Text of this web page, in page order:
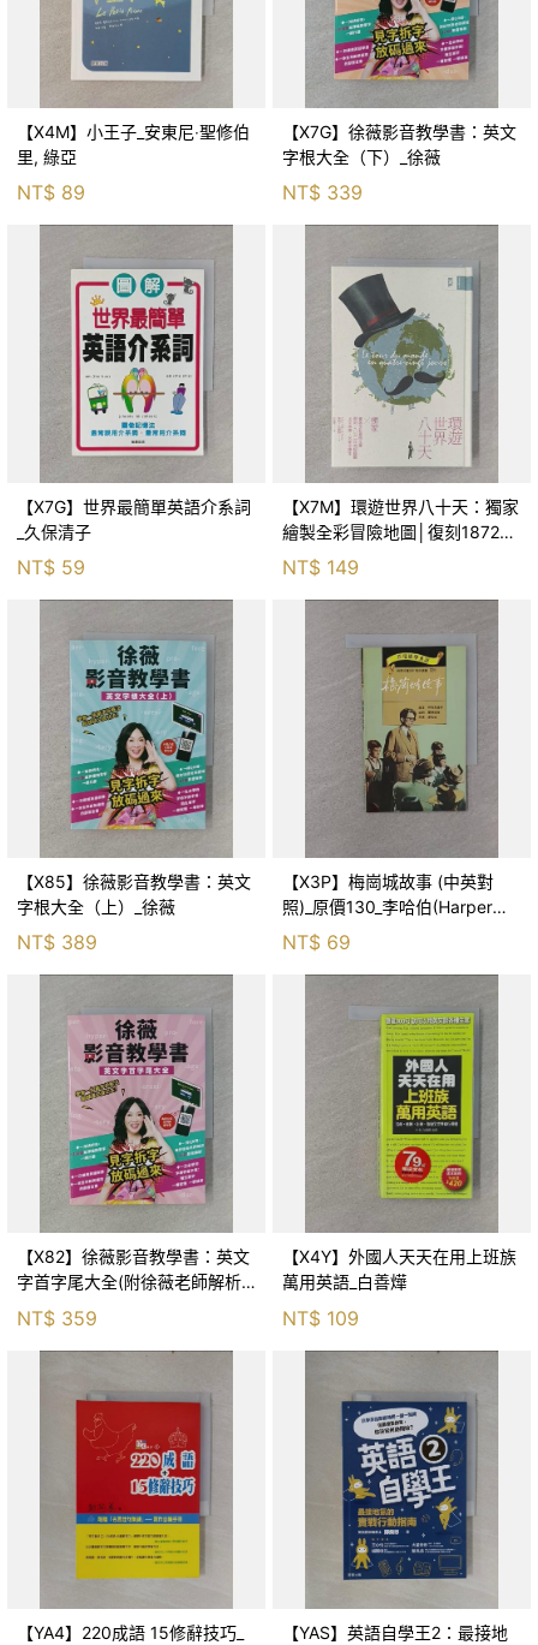
【X4M】小王子_安東尼‧聖修伯
里, 綠亞
NT$ 89
【X7G】徐薇影音教學書：英文
字根大全（下）_徐薇
NT$ 339
【X7G】世界最簡單英語介系詞
_久保清子
NT$ 59
【X7M】環遊世界八十天：獨家
繪製全彩冒險地圖│復刻1872年
初版插圖│法文直譯精裝版│_儒
NT$ 149
【X85】徐薇影音教學書：英文
字根大全（上）_徐薇
NT$ 389
【X3P】梅崗城故事 (中英對
照)_原價130_李哈伯(Harper
Lee)原
NT$ 69
【X82】徐薇影音教學書：英文
字首字尾大全(附徐薇老師解析
MP3光碟一張)_徐薇
NT$ 359
【X4Y】外國人天天在用上班族
萬用英語_白善燁
NT$ 109
【YA4】220成語 15修辭技巧_ 【YAS】英語自學王2：最接地